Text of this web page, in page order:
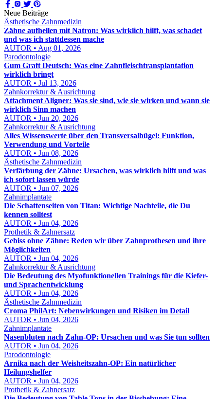
Neue Beiträge
Ästhetische Zahnmedizin
Zähne aufhellen mit Natron: Was wirklich hilft, was schadet
und was ich stattdessen mache
AUTOR • Aug 01, 2026
Parodontologie
Gum Graft Deutsch: Was eine Zahnfleischtransplantation
wirklich bringt
AUTOR • Jul 13, 2026
Zahnkorrektur & Ausrichtung
Attachment Aligner: Was sie sind, wie sie wirken und wann sie
wirklich Sinn machen
AUTOR • Jun 20, 2026
Zahnkorrektur & Ausrichtung
Alles Wissenswerte über den Transversalbügel: Funktion,
Verwendung und Vorteile
AUTOR • Jun 08, 2026
Ästhetische Zahnmedizin
Verfärbung der Zähne: Ursachen, was wirklich hilft und was
ich sofort lassen würde
AUTOR • Jun 07, 2026
Zahnimplantate
Die Schattenseiten von Titan: Wichtige Nachteile, die Du
kennen solltest
AUTOR • Jun 04, 2026
Prothetik & Zahnersatz
Gebiss ohne Zähne: Reden wir über Zahnprothesen und ihre
Möglichkeiten
AUTOR • Jun 04, 2026
Zahnkorrektur & Ausrichtung
Die Bedeutung des Myofunktionellen Trainings für die Kiefer-
und Sprachentwicklung
AUTOR • Jun 04, 2026
Ästhetische Zahnmedizin
Croma PhilArt: Nebenwirkungen und Risiken im Detail
AUTOR • Jun 04, 2026
Zahnimplantate
Nasenbluten nach Zahn-OP: Ursachen und was Sie tun sollten
AUTOR • Jun 04, 2026
Parodontologie
Arnika nach der Weisheitszahn-OP: Ein natürlicher
Heilungshelfer
AUTOR • Jun 04, 2026
Prothetik & Zahnersatz